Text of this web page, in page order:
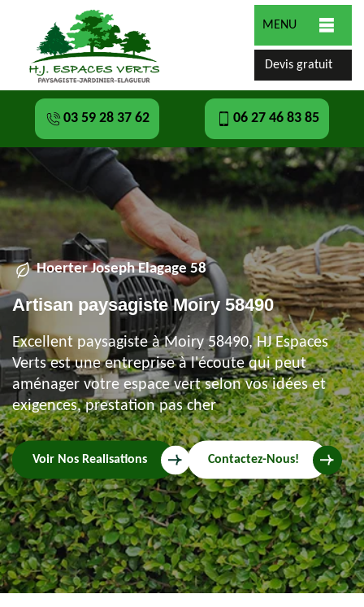
MENU
Devis gratuit
03 59 28 37 62 06 27 46 83 85
Hoerter Joseph Elagage 58
Artisan paysagiste Moiry 58490
Excellent paysagiste à Moiry 58490, HJ Espaces
Verts est une entreprise à l'écoute qui peut
aménager votre espace vert selon vos idées et
exigences, prestation pas cher
Voir Nos Realisations Contactez-Nous!